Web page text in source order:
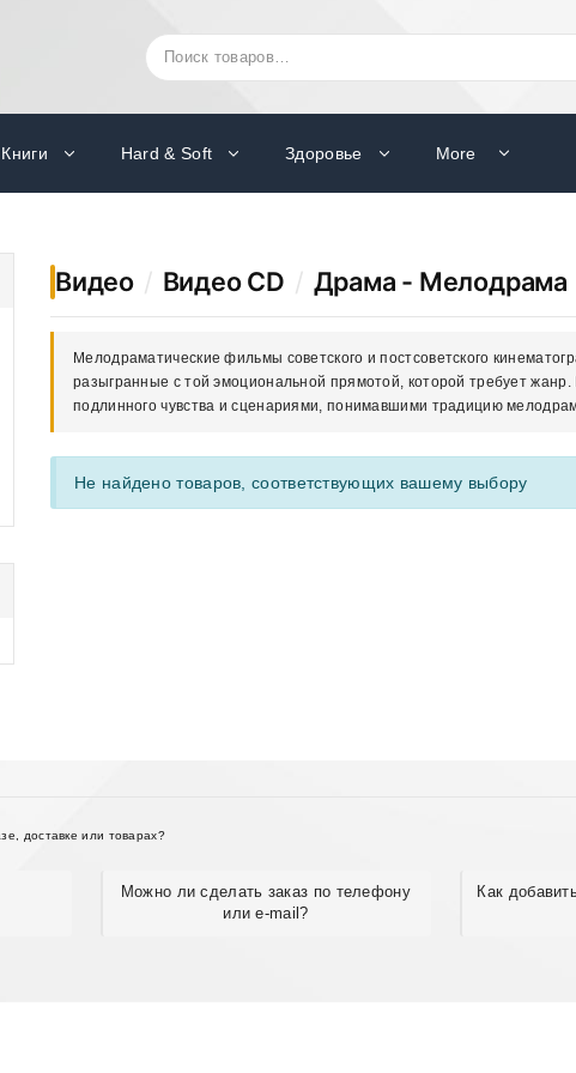
Искать:
Книги Hard & Soft Здоровье More
Видео / Видео CD / Драма - Мелодрама
Мелодраматические фильмы советского и постсоветского
разыгранные с той эмоциональной прямотой, которой требует
подлинного чувства и сценариями, понимавшими традицию
Не найдено товаров, соответствующих вашему выбору
доставке или товарах?
Можно ли сделать заказ по телефону
или e-mail?
Как